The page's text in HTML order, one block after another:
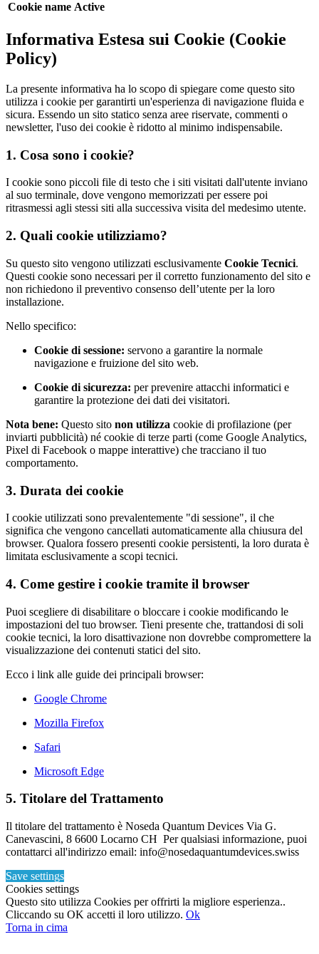
Cookie name Active
Informativa Estesa sui Cookie (Cookie
Policy)
La presente informativa ha lo scopo di spiegare come questo sito
utilizza i cookie per garantirti un'esperienza di navigazione fluida e
sicura. Essendo un sito statico senza aree riservate, commenti o
newsletter, l'uso dei cookie è ridotto al minimo indispensabile.
1. Cosa sono i cookie?
I cookie sono piccoli file di testo che i siti visitati dall'utente inviano
al suo terminale, dove vengono memorizzati per essere poi
ritrasmessi agli stessi siti alla successiva visita del medesimo utente.
2. Quali cookie utilizziamo?
Su questo sito vengono utilizzati esclusivamente Cookie Tecnici.
Questi cookie sono necessari per il corretto funzionamento del sito e
non richiedono il preventivo consenso dell’utente per la loro
installazione.
Nello specifico:
Cookie di sessione: servono a garantire la normale
navigazione e fruizione del sito web.
Cookie di sicurezza: per prevenire attacchi informatici e
garantire la protezione dei dati dei visitatori.
Nota bene: Questo sito non utilizza cookie di profilazione (per
inviarti pubblicità) né cookie di terze parti (come Google Analytics,
Pixel di Facebook o mappe interattive) che tracciano il tuo
comportamento.
3. Durata dei cookie
I cookie utilizzati sono prevalentemente "di sessione", il che
significa che vengono cancellati automaticamente alla chiusura del
browser. Qualora fossero presenti cookie persistenti, la loro durata è
limitata esclusivamente a scopi tecnici.
4. Come gestire i cookie tramite il browser
Puoi scegliere di disabilitare o bloccare i cookie modificando le
impostazioni del tuo browser. Tieni presente che, trattandosi di soli
cookie tecnici, la loro disattivazione non dovrebbe compromettere la
visualizzazione dei contenuti statici del sito.
Ecco i link alle guide dei principali browser:
Google Chrome
Mozilla Firefox
Safari
Microsoft Edge
5. Titolare del Trattamento
Il titolare del trattamento è Noseda Quantum Devices Via G.
Canevascini, 8 6600 Locarno CH Per qualsiasi informazione, puoi
contattarci all'indirizzo email: info@nosedaquantumdevices.swiss
Save settings
Cookies settings
Questo sito utilizza Cookies per offrirti la migliore esperienza..
Cliccando su OK accetti il loro utilizzo. Ok
Torna in cima